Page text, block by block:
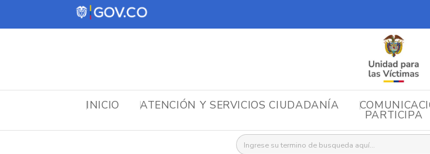
INICIO ATENCIÓN Y SERVICIOS CIUDADANÍA
PARTICIPA
Buscar: